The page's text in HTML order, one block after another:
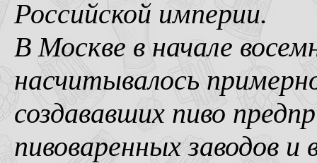
Российской империи.
В Москве в начале
насчитывалось
создававших пиво
пивоваренных заводов